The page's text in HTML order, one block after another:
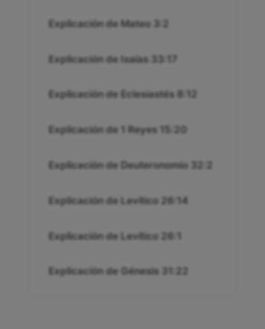
Explicación de Mateo 3:2
Explicación de Isaías 33:17
Explicación de Eclesiastés 8:12
Explicación de 1 Reyes 15:20
Explicación de Deuteronomio 32:2
Explicación de Levítico 26:14
Explicación de Levítico 26:1
Explicación de Génesis 31:22